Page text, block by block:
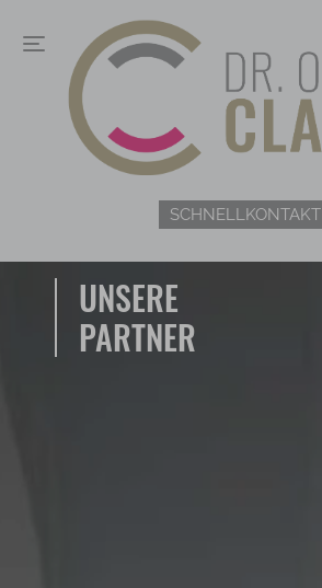
SCHNELLKONTAKT
UNSERE
PARTNER